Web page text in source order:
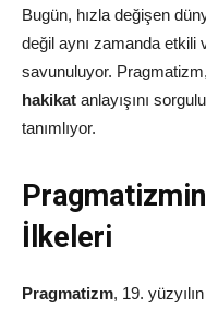
Bugün, hızla değişen
değil aynı zamanda etkili
savunuluyor.
hakikat anlayışını
tanımlıyor.
İlkeleri
Pragmatizm, 19.